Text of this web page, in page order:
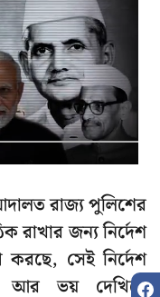
রাজ্য পুলিশের
রাখার জন্য নির্দেশ
সেই নির্দেশ
আর ভয় দেখিয়ে